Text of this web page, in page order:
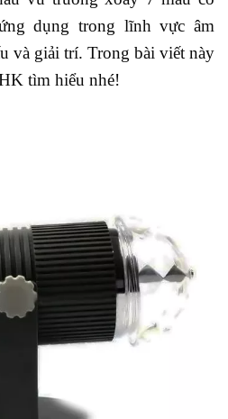
dụng trong lĩnh vực âm
và giải trí. Trong bài viết này
tìm hiểu nhé!